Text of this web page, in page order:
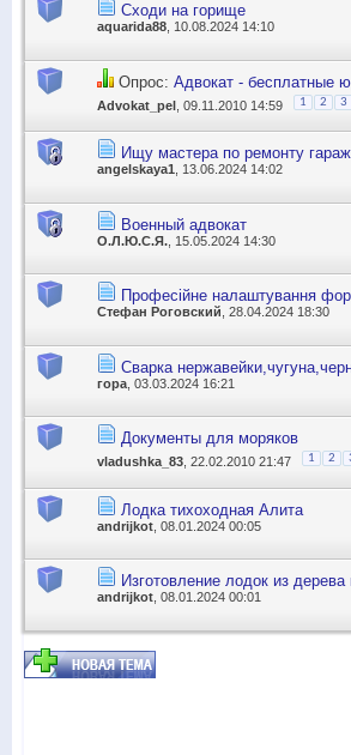
Сходи на горище
aquarida88 , 10.08.2024 14:10
Опрос: Адвокат - бесплатные
Advokat_pel , 09.11.2010 14:59 1 2 3
Ищу мастера по ремонту
angelskaya1 , 13.06.2024 14:02
Военный адвокат
О.Л.Ю.С.Я. , 15.05.2024 14:30
Професійне налаштування
Стефан Роговский , 28.04.2024 18:30
Сварка
гора , 03.03.2024 16:21
Документы для моряков
vladushka_83 , 22.02.2010 21:47 1 2
Лодка тихоходная Алита
andrijkot , 08.01.2024 00:05
Изготовление лодок из дерева
andrijkot , 08.01.2024 00:01